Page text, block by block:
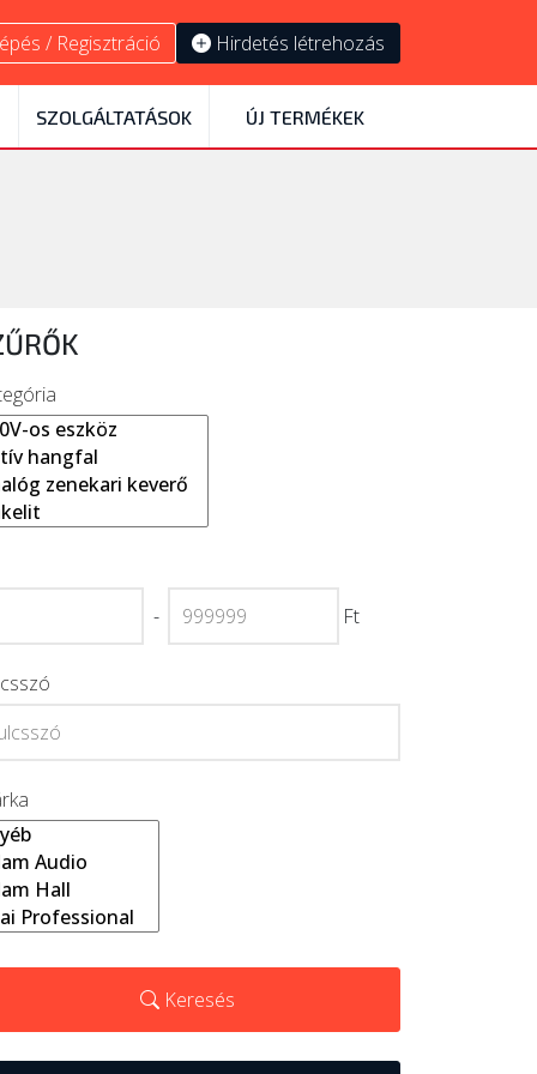
/ Regisztráció Hirdetés létrehozás
SZOLGÁLTATÁSOK ÚJ TERMÉKEK
-
Ft
Keresés